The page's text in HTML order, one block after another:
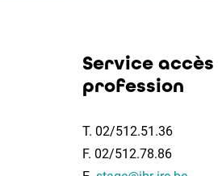
Service accès
profession
T. 02/512.51.36
F. 02/512.78.86